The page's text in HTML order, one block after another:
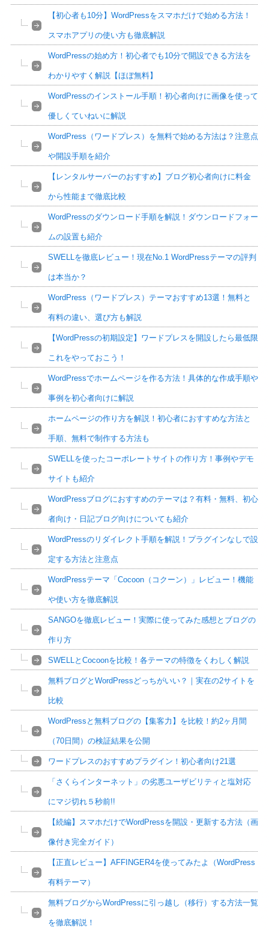
【初心者も10分】WordPressをスマホだけで始める方法！
スマホアプリの使い方も徹底解説
WordPressの始め方！初心者でも10分で開設できる方法を
わかりやすく解説【ほぼ無料】
WordPressのインストール手順！初心者向けに画像を使って
優しくていねいに解説
WordPress（ワードプレス）を無料で始める方法は？注意点
や開設手順を紹介
【レンタルサーバーのおすすめ】ブログ初心者向けに料金
から性能まで徹底比較
WordPressのダウンロード手順を解説！ダウンロードフォー
ムの設置も紹介
SWELLを徹底レビュー！現在No.1 WordPressテーマの評判
は本当か？
WordPress（ワードプレス）テーマおすすめ13選！無料と
有料の違い、選び方も解説
【WordPressの初期設定】ワードプレスを開設したら最低限
これをやっておこう！
WordPressでホームページを作る方法！具体的な作成手順や
事例を初心者向けに解説
ホームページの作り方を解説！初心者におすすめな方法と
手順、無料で制作する方法も
SWELLを使ったコーポレートサイトの作り方！事例やデモ
サイトも紹介
WordPressブログにおすすめのテーマは？有料・無料、初心
者向け・日記ブログ向けについても紹介
WordPressのリダイレクト手順を解説！プラグインなしで設
定する方法と注意点
WordPressテーマ「Cocoon（コクーン）」レビュー！機能
や使い方を徹底解説
SANGOを徹底レビュー！実際に使ってみた感想とブログの
作り方
SWELLとCocoonを比較！各テーマの特徴をくわしく解説
無料ブログとWordPressどっちがいい？｜実在の2サイトを
比較
WordPressと無料ブログの【集客力】を比較！約2ヶ月間
（70日間）の検証結果を公開
ワードプレスのおすすめプラグイン！初心者向け21選
「さくらインターネット」の劣悪ユーザビリティと塩対応
にマジ切れ５秒前!!
【続編】スマホだけでWordPressを開設・更新する方法（画
像付き完全ガイド）
【正直レビュー】AFFINGER4を使ってみたよ（WordPress
有料テーマ）
無料ブログからWordPressに引っ越し（移行）する方法一覧
を徹底解説！